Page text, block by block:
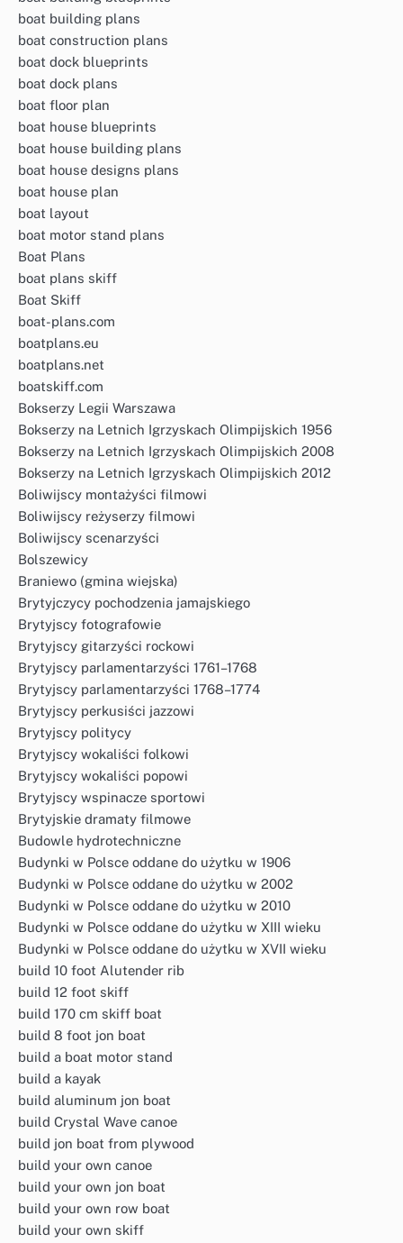
boat building plans
boat construction plans
boat dock blueprints
boat dock plans
boat floor plan
boat house blueprints
boat house building plans
boat house designs plans
boat house plan
boat layout
boat motor stand plans
Boat Plans
boat plans skiff
Boat Skiff
boat-plans.com
boatplans.eu
boatplans.net
boatskiff.com
Bokserzy Legii Warszawa
Bokserzy na Letnich Igrzyskach Olimpijskich 1956
Bokserzy na Letnich Igrzyskach Olimpijskich 2008
Bokserzy na Letnich Igrzyskach Olimpijskich 2012
Boliwijscy montażyści filmowi
Boliwijscy reżyserzy filmowi
Boliwijscy scenarzyści
Bolszewicy
Braniewo (gmina wiejska)
Brytyjczycy pochodzenia jamajskiego
Brytyjscy fotografowie
Brytyjscy gitarzyści rockowi
Brytyjscy parlamentarzyści 1761–1768
Brytyjscy parlamentarzyści 1768–1774
Brytyjscy perkusiści jazzowi
Brytyjscy politycy
Brytyjscy wokaliści folkowi
Brytyjscy wokaliści popowi
Brytyjscy wspinacze sportowi
Brytyjskie dramaty filmowe
Budowle hydrotechniczne
Budynki w Polsce oddane do użytku w 1906
Budynki w Polsce oddane do użytku w 2002
Budynki w Polsce oddane do użytku w 2010
Budynki w Polsce oddane do użytku w XIII wieku
Budynki w Polsce oddane do użytku w XVII wieku
build 10 foot Alutender rib
build 12 foot skiff
build 170 cm skiff boat
build 8 foot jon boat
build a boat motor stand
build a kayak
build aluminum jon boat
build Crystal Wave canoe
build jon boat from plywood
build your own canoe
build your own jon boat
build your own row boat
build your own skiff